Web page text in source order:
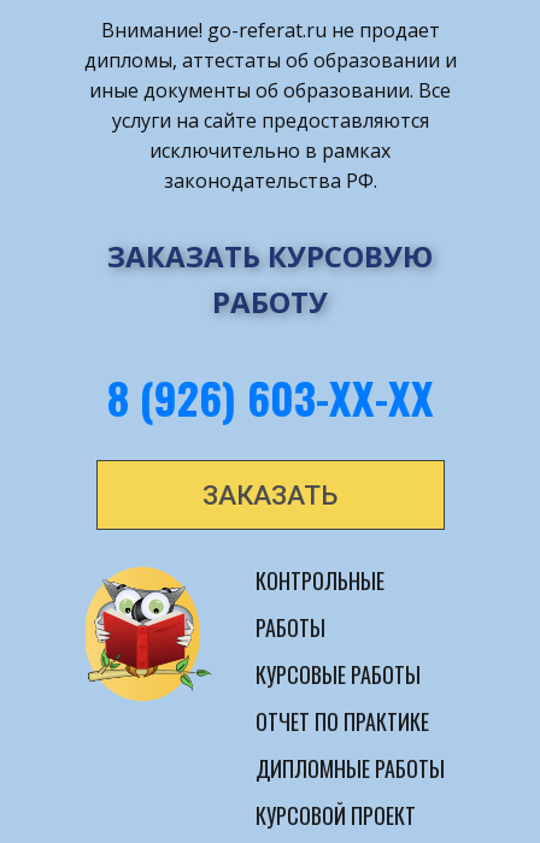
Внимание! ​go-referat.ru не продает
дипломы, аттестаты об образовании и
иные документы об образовании. Все
услуги на сайте предоставляются
исключительно в рамках
законодательства РФ.
ЗАКАЗАТЬ КУРСОВУЮ
РАБОТУ
8 (926) 603-ХХ-ХХ
ЗАКАЗАТЬ
КОНТРОЛЬНЫЕ
РАБОТЫ
КУРСОВЫЕ РАБОТЫ
ОТЧЕТ ПО ПРАКТИКЕ
ДИПЛОМНЫЕ РАБОТЫ
КУРСОВОЙ ПРОЕКТ